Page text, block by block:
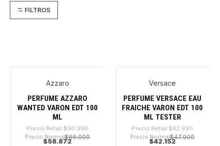
FILTROS
Azzaro
PERFUME AZZARO
WANTED VARON EDT 100
ML
Precio Retail $90.990
Precio Normal$66.900
$58.872
Versace
PERFUME VERSACE EAU
FRAICHE VARON EDT 100
ML TESTER
Precio Retail $62.990
Precio Normal$47.900
$42.152